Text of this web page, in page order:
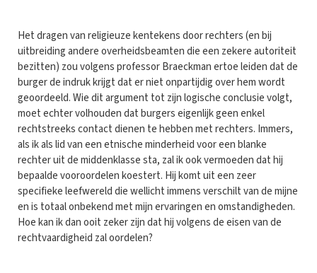
Het dragen van religieuze kentekens door rechters (en bij
uitbreiding andere overheidsbeamten die een zekere autoriteit
bezitten) zou volgens professor Braeckman ertoe leiden dat de
burger de indruk krijgt dat er niet onpartijdig over hem wordt
geoordeeld. Wie dit argument tot zijn logische conclusie volgt,
moet echter volhouden dat burgers eigenlijk geen enkel
rechtstreeks contact dienen te hebben met rechters. Immers,
als ik als lid van een etnische minderheid voor een blanke
rechter uit de middenklasse sta, zal ik ook vermoeden dat hij
bepaalde vooroordelen koestert. Hij komt uit een zeer
specifieke leefwereld die wellicht immens verschilt van de mijne
en is totaal onbekend met mijn ervaringen en omstandigheden.
Hoe kan ik dan ooit zeker zijn dat hij volgens de eisen van de
rechtvaardigheid zal oordelen?